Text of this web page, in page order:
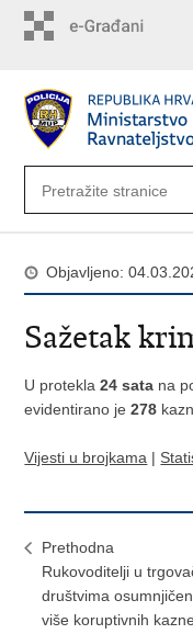
Objavljeno:
Sažetak
U protekla 24 sata na
evidentirano je278
Vijesti u brojkama |
Prethodna
Rukovoditelji u
društvima
više koruptivnih